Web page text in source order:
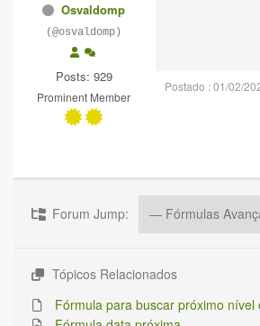
Osvaldomp
(@osvaldomp)
Posts: 929
Prominent Member
Postado : 01/02/
Forum Jump:
Tópicos Relacionados
Fórmula para buscar próximo